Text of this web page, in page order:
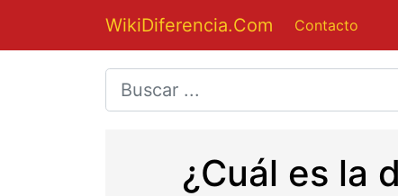
WikiDiferencia.Com Contacto
¿Cuál es la